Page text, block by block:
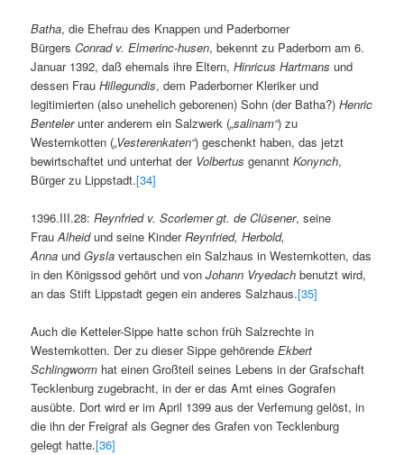
Batha, die Ehefrau des Knappen und Paderborner
BürgersConrad v. Elmerinc-husen, bekennt zu Paderborn am 6.
Januar 1392, daß ehemals ihre Eltern,Hinricus Hartmans und
dessen Frau Hillegundis, dem Paderborner Kleriker und
legitimierten (also unehelich geborenen) Sohn (der Batha?)Henric
Bentelerunter anderem ein Salzwerk („salinam“) zu
Westernkotten („Vesterenkaten“) geschenkt haben, das jetzt
bewirtschaftet und unterhat der Volbertusgenannt Konynch,
Bürger zu Lippstadt.[34]
1396.III.28:Reynfried v. Scorlemer gt. de Clüsener, seine
FrauAlheidund seine KinderReynfried, Herbold,
Anna und Gysla vertauschen ein Salzhaus in Westernkotten, das
in den Königssod gehört und vonJohann Vryedach benutzt wird,
an das Stift Lippstadt gegen ein anderes Salzhaus.[35]
Auch die Ketteler-Sippe hatte schon früh Salzrechte in
Westernkotten. Der zu dieser Sippe gehörendeEkbert
Schlingworm hat einen Großteil seines Lebens in der Grafschaft
Tecklenburg zugebracht, in der er das Amt eines Gografen
ausübte. Dort wird er im April 1399 aus der Verfemung gelöst, in
die ihn der Freigraf als Gegner des Grafen von Tecklenburg
gelegt hatte.[36]